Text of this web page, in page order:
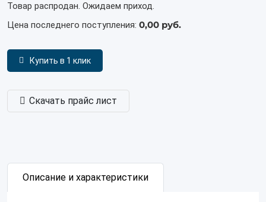
Товар распродан. Ожидаем приход.
Цена последнего поступления: 0,00 руб.
Купить в 1 клик
Скачать прайс лист
Описание и характеристики